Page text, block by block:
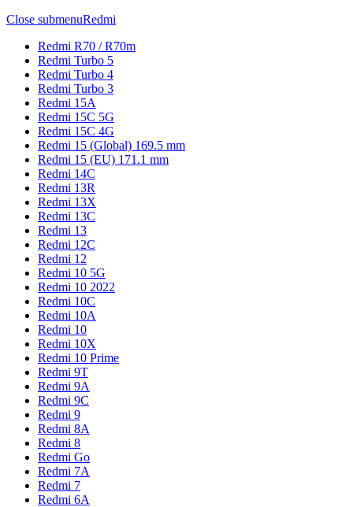
Close submenuRedmi
Redmi R70 / R70m
Redmi Turbo 5
Redmi Turbo 4
Redmi Turbo 3
Redmi 15A
Redmi 15C 5G
Redmi 15C 4G
Redmi 15 (Global) 169.5 mm
Redmi 15 (EU) 171.1 mm
Redmi 14C
Redmi 13R
Redmi 13X
Redmi 13C
Redmi 13
Redmi 12C
Redmi 12
Redmi 10 5G
Redmi 10 2022
Redmi 10C
Redmi 10A
Redmi 10
Redmi 10X
Redmi 10 Prime
Redmi 9T
Redmi 9A
Redmi 9C
Redmi 9
Redmi 8A
Redmi 8
Redmi Go
Redmi 7A
Redmi 7
Redmi 6A